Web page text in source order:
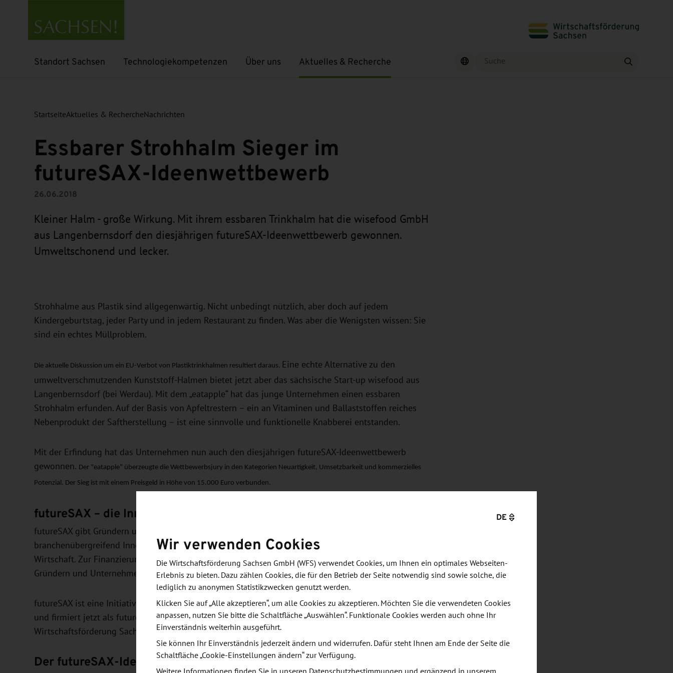
Standort Sachsen
Untermenü öffnen Technologiekompetenzen
Untermenü öffnen Über uns
Untermenü öffnenAktuelles & Recherche
Untermenü öffnen Finden
StartseiteAktuelles & RechercheNachrichten
Essbarer Strohhalm Sieger im
futureSAX-Ideenwettbewerb
26.06.2018
Kleiner Halm - große Wirkung. Mit ihrem essbaren Trinkhalm hat die wisefood GmbH
aus Langenbernsdorf den diesjährigen futureSAX-Ideenwettbewerb gewonnen.
Umweltschonend und lecker.
Strohhalme aus Plastik sind allgegenwärtig. Nicht unbedingt nützlich, aber doch auf jedem
Kindergeburtstag, jeder Party und in jedem Restaurant zu finden. Was aber die Wenigsten wissen: Sie
sind ein echtes Müllproblem.
Die aktuelle Diskussion um ein EU-Verbot von Plastiktrinkhalmen resultiert daraus. Eine echte Alternative zu den
umweltverschmutzenden Kunststoff-Halmen bietet jetzt aber das sächsische Start-up wisefood aus
Langenbernsdorf (bei Werdau). Mit dem „eatapple“ hat das junge Unternehmen einen essbaren
Strohhalm erfunden. Auf der Basis von Apfeltrestern – ein an Vitaminen und Ballaststoffen reiches
Nebenprodukt der Saftherstellung – ist eine sinnvolle und funktionelle Knabberei entstanden.
Mit der Erfindung hat das Unternehmen nun auch den diesjährigen futureSAX-Ideenwettbewerb
gewonnen. Der "eatapple" überzeugte die Wettbewerbsjury in den Kategorien Neuartigkeit, Umsetzbarkeit und kommerzielles
Potenzial. Der Sieg ist mit einem Preisgeld in Höhe von 15.000 Euro verbunden.
futureSAX – die Innovationsplattform des Freistaates Sachsen
futureSAX gibt Gründern und Unternehmen aus Sachsen Wachstumsimpulse, vernetzt
branchenübergreifend Innovatoren und unterstützt den Transfer zwischen Wissenschaft und
Wirtschaft. Zur Finanzierung des Wachstums bietet die Innovationsplattform des Freistaates Sachsen
Gründern und Unternehmern zahlreiche Kontaktmöglichkeiten mit Kapitalgebern.
futureSAX ist eine Initiative des Sächsischen Staatsministeriums für Wirtschaft, Arbeit und Verkehr
und firmiert jetzt als futureSAX GmbH. Gesellschafter sind der Freistaat Sachsen und die
Wirtschaftsförderung Sachsen.
Der futureSAX-Ideenwettbewerb
DE
Wir verwenden Cookies
Die Wirtschaftsförderung Sachsen GmbH (WFS) verwendet Cookies, um Ihnen ein optimales Webseiten-
Erlebnis zu bieten. Dazu zählen Cookies, die für den Betrieb der Seite notwendig sind sowie solche, die
lediglich zu anonymen Statistikzwecken genutzt werden.
Klicken Sie auf „Alle akzeptieren“, um alle Cookies zu akzeptieren. Möchten Sie die verwendeten Cookies
anpassen, nutzen Sie bitte die Schaltfläche „Auswählen“. Funktionale Cookies werden auch ohne Ihr
Einverständnis weiterhin ausgeführt.
Sie können Ihr Einverständnis jederzeit ändern und widerrufen. Dafür steht Ihnen am Ende der Seite die
Schaltfläche „Cookie-Einstellungen ändern“ zur Verfügung.